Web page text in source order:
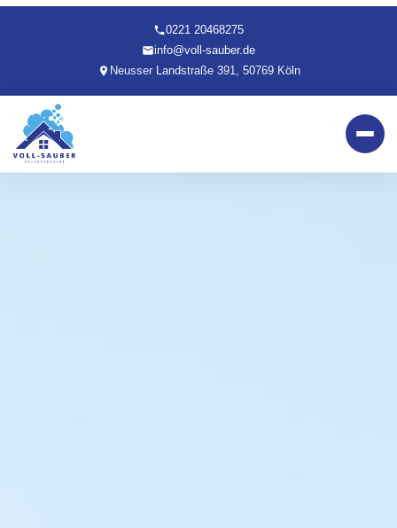
0221 20468275
info@voll-sauber.de
Neusser Landstraße 391, 50769 Köln